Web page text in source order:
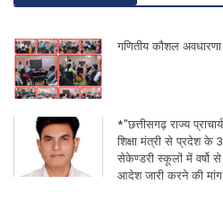
गणितीय कौशल
*"छत्तीसगढ़ राज्य
शिक्षा मंत्री से प्रदेश
सेकेण्डरी स्कूलों में वर्षो से
आदेश जारी करने की